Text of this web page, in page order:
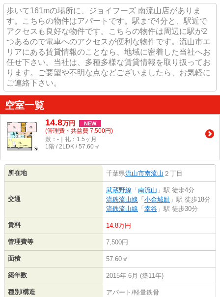
歩いて161mの場所に、ジョイフーズ 南流山店がありま
す。こちらの物件はアパートです。駅まで4分と、駅近で
アクセスも良好な物件です。こちらの物件は周辺に駅が2
つあるので電車へのアクセスが便利な物件です。流山市エ
リアにある賃貸情報のことなら、地域に密着した当社へお
任せ下さい。当社は、多種多様な賃貸情報を取り扱ってお
ります。ご要望や不明な点などございましたら、お気軽に
ご連絡下さい。
空室一覧
14.8万円 NEW
(管理費・共益費 7,500円)
敷：-｜礼：1.5ヶ月
1階 / 2LDK / 57.60㎡
所在地 千葉県流山市南流山 ２丁目
交通
武蔵野線 「 南流山 」駅 徒歩4分
流鉄流山線 「 小金城趾 」駅 徒歩18分
流鉄流山線 「 幸谷 」駅 徒歩30分
賃料 14.8万円
管理費等 7,500円
面積 57.60㎡
築年数 2015年 6月 (築11年)
種別/構造 アパート/軽量鉄骨